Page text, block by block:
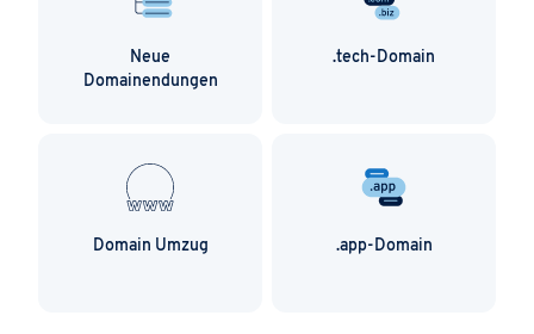
Neue
Domainendungen
.tech-Domain
Domain Umzug .app-Domain